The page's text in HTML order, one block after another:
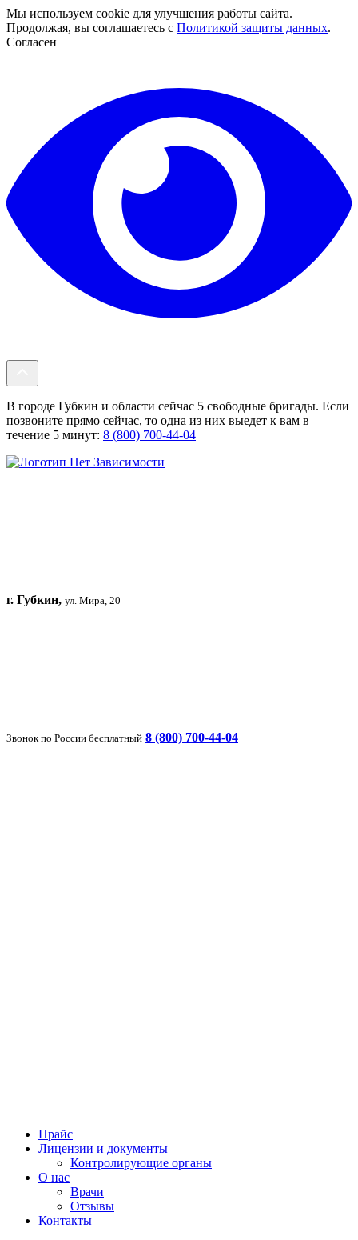
Мы используем cookie для улучшения работы сайта.
Продолжая, вы соглашаетесь с Политикой защиты данных.
Согласен
В городе Губкин и области сейчас 5 свободные бригады. Если
позвоните прямо сейчас, то одна из них выедет к вам в
течение 5 минут: 8 (800) 700-44-04
г. Губкин, ул. Мира, 20
Звонок по России бесплатный 8 (800) 700-44-04
Прайс
Лицензии и документы
Контролирующие органы
О нас
Врачи
Отзывы
Контакты